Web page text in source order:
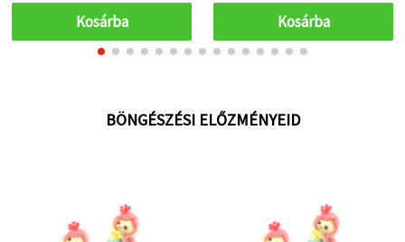
Kosárba
20 db
Kosárba
BÖNGÉSZÉSI ELŐZMÉNYEID